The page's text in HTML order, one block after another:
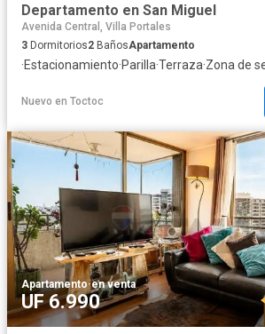
Departamento en San Miguel
Avenida Central, Villa Portales
3 Dormitorios2 BañosApartamento
·Estacionamiento·Parilla·Terraza·Zona de
Nuevo en Toctoc
Apartamento·en venta
UF 6.990